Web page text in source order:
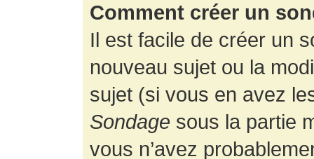
Comment créer un
Il est facile de créer un
nouveau sujet ou la
sujet (si vous en avez
Sondage sous la partie
vous n’avez